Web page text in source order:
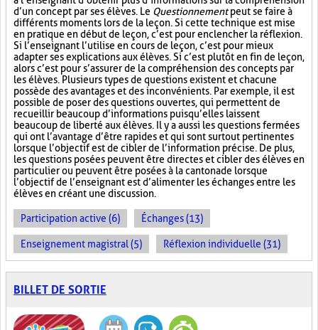
d’un concept par ses élèves. Le Questionnementpeut se faire à
différents moments lors de la leçon. Si cette technique est mise
en pratique en début de leçon, c’est pour enclencher la réflexion.
Si l’enseignant l’utilise en cours de leçon, c’est pour mieux
adapter ses explications aux élèves. Si c’est plutôt en fin de leçon,
alors c’est pour s’assurer de la compréhension des concepts par
les élèves. Plusieurs types de questions existent et chacune
possède des avantages et des inconvénients. Par exemple, il est
possible de poser des questions ouvertes, qui permettent de
recueillir beaucoup d’informations puisqu’elles laissent
beaucoup de liberté aux élèves. Il y a aussi les questions fermées
qui ont l’avantage d’être rapides et qui sont surtout pertinentes
lorsque l’objectif est de cibler de l’information précise. De plus,
les questions posées peuvent être directes et cibler des élèves en
particulier ou peuvent être posées à la cantonade lorsque
l’objectif de l’enseignant est d’alimenter les échanges entre les
élèves en créant une discussion.
Participation active (6) Échanges (13)
Enseignement magistral (5) Réflexion individuelle (31)
BILLET DE SORTIE